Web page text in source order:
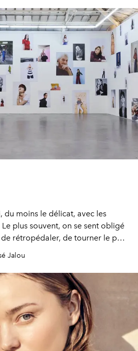
du moins le délicat, avec les
plus souvent, on se sent obligé
rétropédaler, de tourner le petit
de sentiment qui vous assaille
de célébrer ses 95 ans.
Jalou